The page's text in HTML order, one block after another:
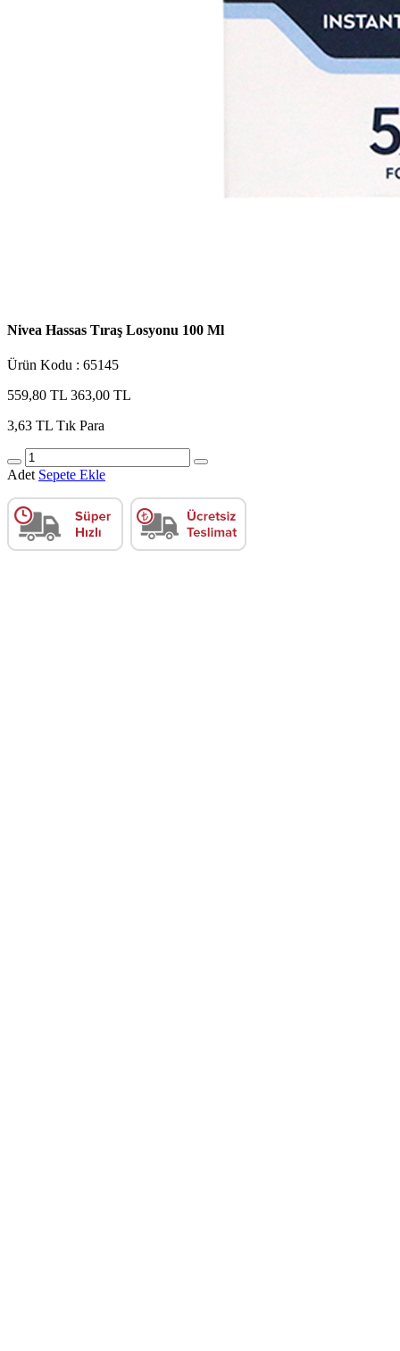
Nivea Hassas Tıraş Losyonu 100 Ml
Ürün Kodu : 65145
559,80 TL 363,00 TL
3,63 TL Tık Para
Adet Sepete Ekle